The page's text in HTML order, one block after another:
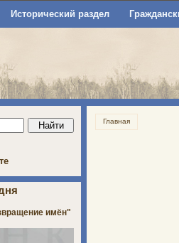
Исторический раздел
Главная
имён"